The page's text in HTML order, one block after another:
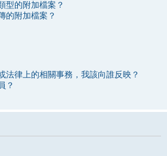
型的附加檔案？
的附加檔案？
法律上的相關事務，我該向誰反映？
？